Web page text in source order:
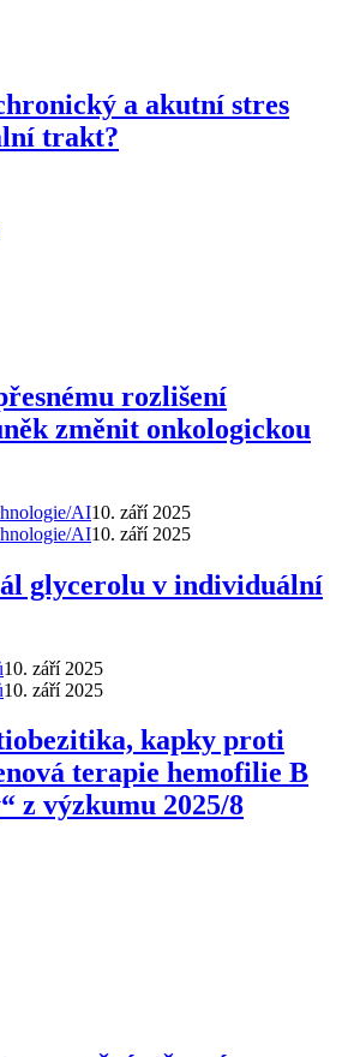
a akutní stres
trakt?
rozlišení
změnit onkologickou
AI10. září 2025
AI10. září 2025
glycerolu v individuální
10. září 2025
10. září 2025
kapky proti
terapie hemofilie B
z výzkumu 2025/8